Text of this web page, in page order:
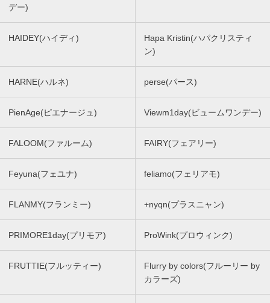
デー)
HAIDEY(ハイディ)
Hapa Kristin(ハパクリスティ
ン)
HARNE(ハルネ) perse(パース)
PienAge(ピエナージュ) Viewm1day(ビュームワンデー)
FALOOM(ファルーム) FAIRY(フェアリー)
Feyuna(フェユナ) feliamo(フェリアモ)
FLANMY(フランミー) +nyqn(プラスニャン)
PRIMORE1day(プリモア) ProWink(プロウィンク)
FRUTTIE(フルッティー)
Flurry by colors(フルーリー by
カラーズ)